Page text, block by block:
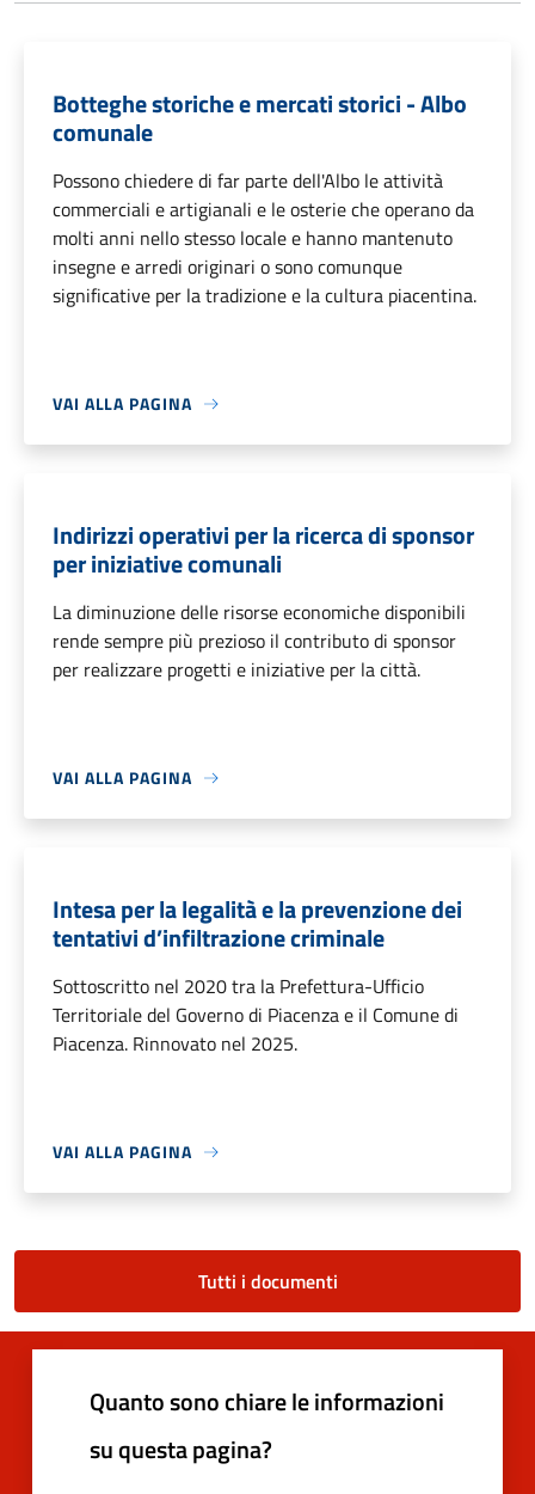
Botteghe storiche e mercati storici - Albo
comunale
Possono chiedere di far parte dell'Albo le attività
commerciali e artigianali e le osterie che operano da
molti anni nello stesso locale e hanno mantenuto
insegne e arredi originari o sono comunque
significative per la tradizione e la cultura piacentina.
VAI ALLA PAGINA
Indirizzi operativi per la ricerca di sponsor
per iniziative comunali
La diminuzione delle risorse economiche disponibili
rende sempre più prezioso il contributo di sponsor
per realizzare progetti e iniziative per la città.
VAI ALLA PAGINA
Intesa per la legalità e la prevenzione dei
tentativi d’infiltrazione criminale
Sottoscritto nel 2020 tra la Prefettura-Ufficio
Territoriale del Governo di Piacenza e il Comune di
Piacenza. Rinnovato nel 2025.
VAI ALLA PAGINA
Tutti i documenti
Quanto sono chiare le informazioni
su questa pagina?